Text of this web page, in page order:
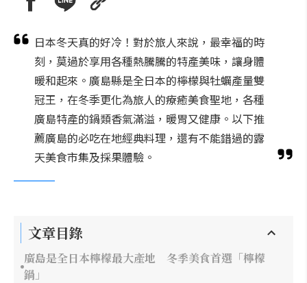
日本冬天真的好冷！對於旅人來說，最幸福的時
刻，莫過於享用各種熱騰騰的特產美味，讓身體
暖和起來。廣島縣是全日本的檸檬與牡蠣產量雙
冠王，在冬季更化為旅人的療癒美食聖地，各種
廣島特產的鍋類香氣滿溢，暖胃又健康。以下推
薦廣島的必吃在地經典料理，還有不能錯過的露
天美食市集及採果體驗。
文章目錄
廣島是全日本檸檬最大產地 冬季美食首選「檸檬
鍋」